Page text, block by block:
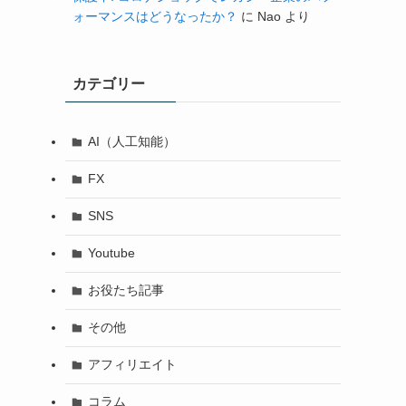
ォーマンスはどうなったか？ に Nao より
カテゴリー
AI（人工知能）
FX
SNS
Youtube
お役たち記事
その他
アフィリエイト
コラム